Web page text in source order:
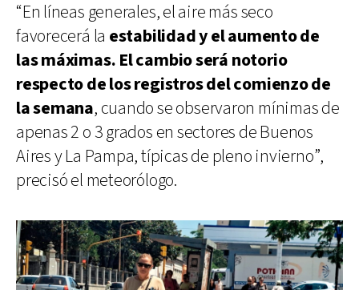
“En líneas generales, el aire más seco
favorecerá la estabilidad y el aumento de
las máximas. El cambio será notorio
respecto de los registros del comienzo de
la semana, cuando se observaron mínimas de
apenas 2 o 3 grados en sectores de Buenos
Aires y La Pampa, típicas de pleno invierno”,
precisó el meteorólogo.